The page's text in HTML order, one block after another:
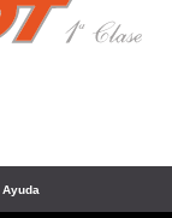
Ayuda